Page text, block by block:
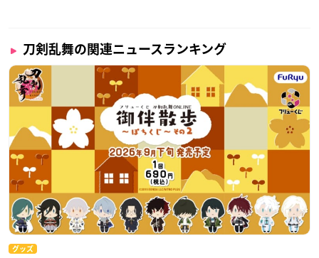
刀剣乱舞の関連ニュースランキング
グッズ